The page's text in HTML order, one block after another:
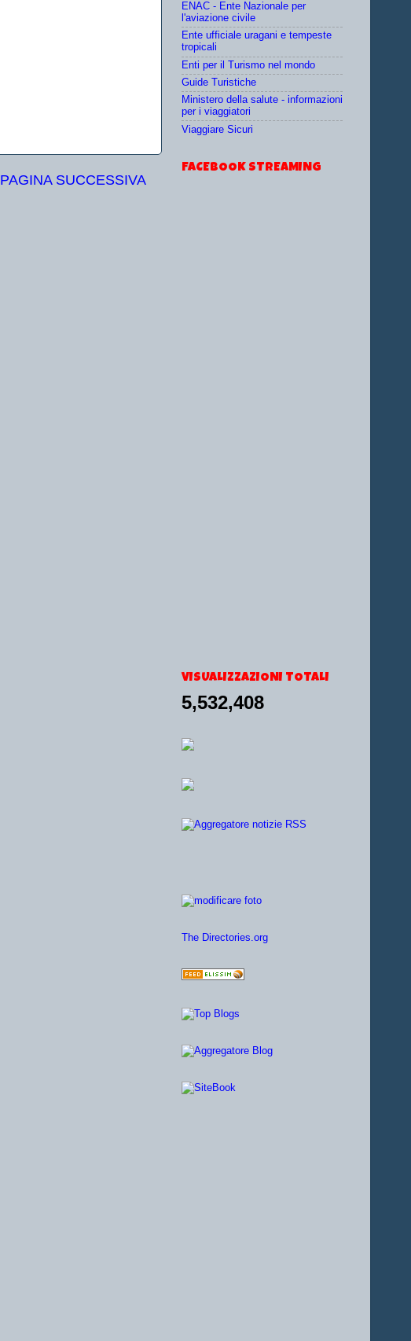
PAGINA SUCCESSIVA
ENAC - Ente Nazionale per
l'aviazione civile
Ente ufficiale uragani e tempeste
tropicali
Enti per il Turismo nel mondo
Guide Turistiche
Ministero della salute - informazioni
per i viaggiatori
Viaggiare Sicuri
FACEBOOK STREAMING
VISUALIZZAZIONI TOTALI
5,532,408
The Directories.org